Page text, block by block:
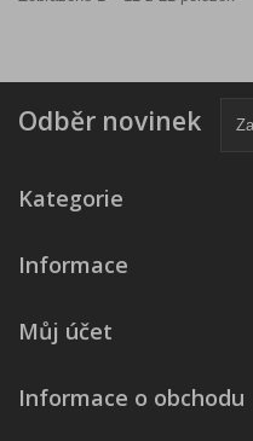
Odběr novinek
Kategorie
Informace
Můj účet
Informace o obchodu